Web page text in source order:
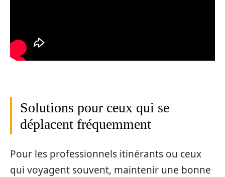
Solutions pour ceux qui se
déplacent fréquemment
Pour les professionnels itinérants ou ceux
qui voyagent souvent, maintenir une bonne